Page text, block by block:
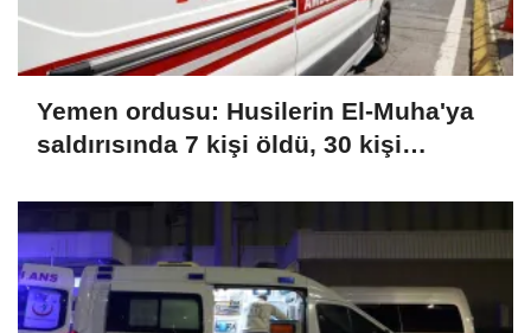
Yemen ordusu: Husilerin El-Muha'ya
saldırısında 7 kişi öldü, 30 kişi